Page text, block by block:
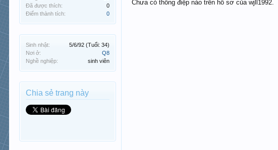
Đã được thích:
0
Điểm thành tích:
0
Sinh nhật: 5/6/92 (Tuổi: 34)
Nơi ở:
Q8
Nghề nghiệp:
sinh viên
Chia sẻ trang này
Chưa có thông điệp nào trên hồ sơ của wjll1992.